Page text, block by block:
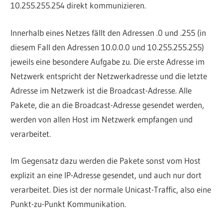
10.255.255.254 direkt kommunizieren.
Innerhalb eines Netzes fällt den Adressen .0 und .255 (in
diesem Fall den Adressen 10.0.0.0 und 10.255.255.255)
jeweils eine besondere Aufgabe zu. Die erste Adresse im
Netzwerk entspricht der Netzwerkadresse und die letzte
Adresse im Netzwerk ist die Broadcast-Adresse. Alle
Pakete, die an die Broadcast-Adresse gesendet werden,
werden von allen Host im Netzwerk empfangen und
verarbeitet.
Im Gegensatz dazu werden die Pakete sonst vom Host
explizit an eine IP-Adresse gesendet, und auch nur dort
verarbeitet. Dies ist der normale Unicast-Traffic, also eine
Punkt-zu-Punkt Kommunikation.